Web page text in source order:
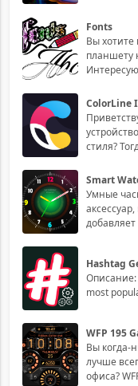
Fonts
Вы хотите
планшету
ColorLine
стиля?
Smart
Умные
Hashtag
Описание:
most
WFP 195
Вы когда-
лучше
офиса?